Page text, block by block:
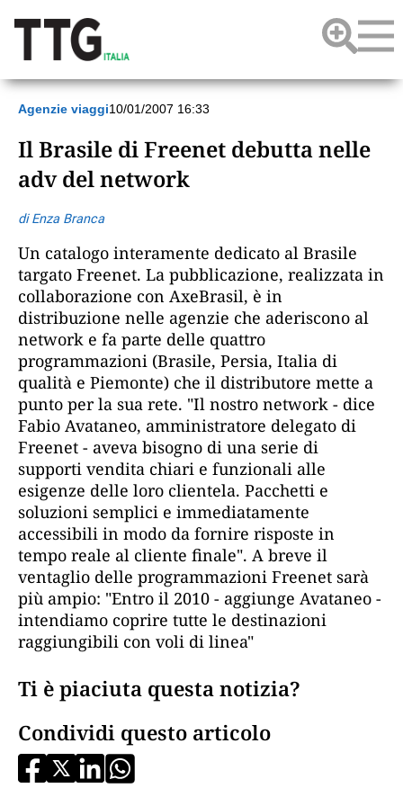
Agenzie viaggi10/01/2007 16:33
Il Brasile di Freenet debutta nelle
adv del network
di Enza Branca
Un catalogo interamente dedicato al Brasile
targato Freenet. La pubblicazione, realizzata in
collaborazione con AxeBrasil, è in
distribuzione nelle agenzie che aderiscono al
network e fa parte delle quattro
programmazioni (Brasile, Persia, Italia di
qualità e Piemonte) che il distributore mette a
punto per la sua rete. "Il nostro network - dice
Fabio Avataneo, amministratore delegato di
Freenet - aveva bisogno di una serie di
supporti vendita chiari e funzionali alle
esigenze delle loro clientela. Pacchetti e
soluzioni semplici e immediatamente
accessibili in modo da fornire risposte in
tempo reale al cliente finale". A breve il
ventaglio delle programmazioni Freenet sarà
più ampio: "Entro il 2010 - aggiunge Avataneo -
intendiamo coprire tutte le destinazioni
raggiungibili con voli di linea"
Ti è piaciuta questa notizia?
Condividi questo articolo